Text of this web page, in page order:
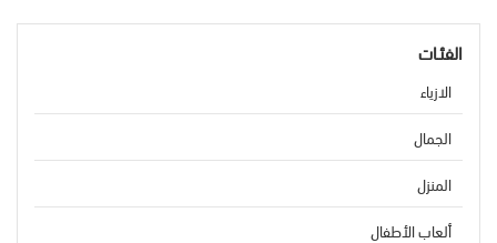
الفئـات
الازياء
الجمال
المنزل
ألعاب الأطفال